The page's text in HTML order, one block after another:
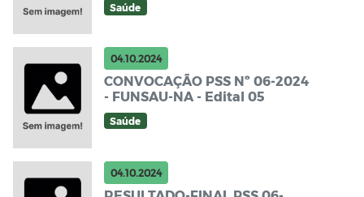
Saúde
04.10.2024
CONVOCAÇÃO PSS Nº 06-2024
- FUNSAU-NA - Edital 05
Saúde
04.10.2024